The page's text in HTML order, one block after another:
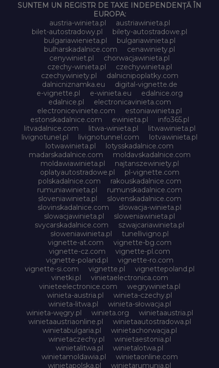
SUNTEM UN REGISTR DE TAXE INDEPENDENȚĂ ÎN
EUROPA:
austria-winieta.pl
austriawinieta.pl
bilet-autostradowy.pl
bilety-autostradowe.pl
bulgariawienieta.pl
bulgariawinieta.pl
bulharskadalnice.com
cenawiniety.pl
cenywiniet.pl
chorwacjawinieta.pl
czechy-winieta.pl
czechywinieta.pl
czechywiniety.pl
dalnicnipoplatky.com
dalnicniznamka.eu
digital-vignette.de
e-vignette.pl
e-winieta.eu
edalnice.org
edalnice.pl
electronicavinieta.com
electroniceviniete.com
estoniawinieta.pl
estonskadalnice.com
ewinieta.pl
info365.pl
litvadalnice.com
litwa-winieta.pl
litwawinieta.pl
livignotunel.pl
livignotunnel.com
lotvawinieta.pl
lotwawinieta.pl
lotysskadalnice.com
madarskadalnice.com
moldavskadalnice.com
moldawiawinieta.pl
najtanszewiniety.pl
oplatyautostradowe.pl
pl-vignette.com
polskadalnice.com
rakouskadalnice.com
rumuniawinieta.pl
rumunskadalnice.com
sloveniawinieta.pl
slovenskadalnice.com
slovinskadalnice.com
slowacja-winieta.pl
slowacjawinieta.pl
sloweniawinieta.pl
svycarskadalnice.com
szwajcariawinieta.pl
słoweniawinieta.pl
tunellivigno.pl
vignette-at.com
vignette-bg.com
vignette-cz.com
vignette-pl.com
vignette-poland.pl
vignette-ro.com
vignette-si.com
vignette.pl
vignettepoland.pl
vinetki.pl
vinietaelectronica.com
vinieteelectronice.com
wegrywinieta.pl
winieta-austria.pl
winieta-czechy.pl
winieta-litwa.pl
winieta-słowacja.pl
winieta-węgry.pl
winieta.org
winietaaustria.pl
winietaaustriaonline.pl
winietaautostradowa.pl
winietabulgaria.pl
winietachorwacja.pl
winietaczechy.pl
winietaestonia.pl
winietalitwa.pl
winietalotwa.pl
winietamoldawia.pl
winietaonline.com
winietapolska.pl
winietarumunia.pl